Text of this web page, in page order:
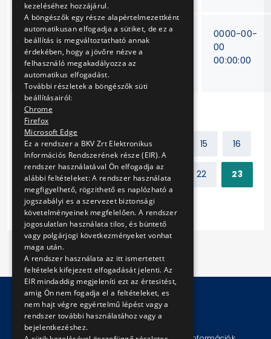
Tetőautomata
beszerzése TW6000
típusú
villamosokhoz
V-93/14
0000-00-
00
00:00:00
Előző 1 2 ... 15 16
17 18 19 20 21 22 23
Következő
© Copyright 2026 BKV Zrt.
kezeléséhez hozzájárul.
A böngészők egy része alapértelmezettként
automatikusan elfogadja a sütiket, de ez a
beállítás is megváltoztatható annak
érdekében, hogy a jövőre nézve a
felhasználó megakadályozza az
automatikus elfogadást.
További részletek a böngészők süti
beállításairól:
Chrome
Firefox
Microsoft Edge
Ez a rendszer a BKV Zrt Elektronikus
Információs Rendszerének része (EIR). A
rendszer használatával Ön elfogadja az
alábbi feltételeket: A rendszer használata
megfigyelhető, rögzithető es naplózható a
jogszabályi es a szervezet biztonsági
követelményeinek megfelelően. A rendszer
jogosulatlan használata tilos, és büntető
vagy polgárjogi következményeket vonhat
maga után.
A rendszer használata az itt ismertetett
feltételek kifejezett elfogadását jelenti. Az
EIR mindaddig megjeleníti ezt az értesitést,
amig Ön nem fogadja el a feltételeket, es
nem hajt végre egyértelmű lépést vagy a
rendszer további használatához vagy a
bejelentkezéshez.